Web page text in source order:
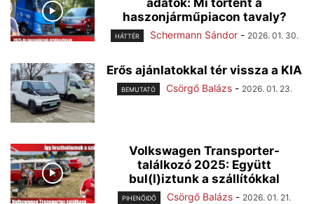
haszonjárműpiacon tavaly?
HÁTTÉR Schermann Sándor - 2026. 01. 30.
Erős ajánlatokkal tér vissza a KIA
BEMUTATÓ Csörgő Balázs - 2026. 01. 23.
Volkswagen Transporter-
találkozó 2025: Együtt
bul(l)iztunk a szállítókkal
PIHENŐIDŐ Csörgő Balázs - 2026. 01. 21.